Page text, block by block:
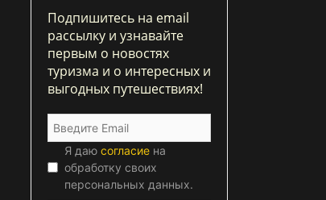
Подпишитесь на email
рассылку и узнавайте
первым о новостях
туризма и о интересных и
выгодных путешествиях!
Я даю согласие на
обработку своих
персональных данных.